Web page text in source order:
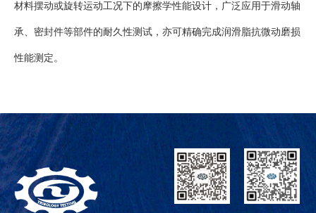
材料摆动或旋转运动工况下的摩擦学性能设计，广泛应用于滑动轴
承、密封件等部件的耐久性测试，亦可精确完成润滑脂抗微动磨损
性能测定。